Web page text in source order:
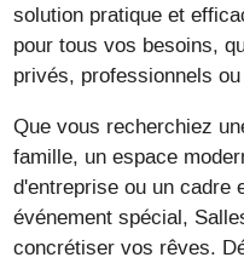
solution pratique et
pour tous vos besoins,
privés, professionnels
Que vous recherchiez
famille, un espace
d'entreprise ou un cadre
événement spécial,
concrétiser vos rêves.